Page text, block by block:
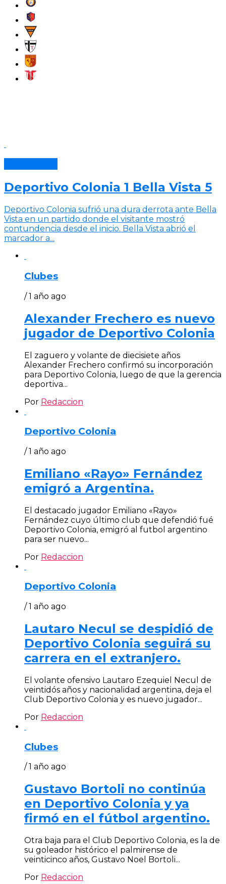
Deportivo Colonia 1 Bella Vista 5
Deportivo Colonia sufrió una dura derrota ante Bella
Vista en un partido donde el visitante mostró
contundencia desde el inicio. Bella Vista abrió el
marcador a...
Clubes
/ 1 año ago
Alexander Frechero es nuevo
jugador de Deportivo Colonia
El zaguero y volante de diecisiete años
Alexander Frechero confirmó su incorporación
para Deportivo Colonia, luego de que la gerencia
deportiva...
Por Redaccion
Deportivo Colonia
/ 1 año ago
Emiliano «Rayo» Fernández
emigró a Argentina.
El destacado jugador Emiliano «Rayo»
Fernández cuyo último club que defendió fué
Deportivo Colonia, emigró al futbol argentino
para ser nuevo...
Por Redaccion
Deportivo Colonia
/ 1 año ago
Lautaro Necul se despidió de
Deportivo Colonia seguirá su
carrera en el extranjero.
El volante ofensivo Lautaro Ezequiel Necul de
veintidós años y nacionalidad argentina, deja el
Club Deportivo Colonia y es nuevo jugador...
Por Redaccion
Clubes
/ 1 año ago
Gustavo Bortoli no continúa
en Deportivo Colonia y ya
firmó en el fútbol argentino.
Otra baja para el Club Deportivo Colonia, es la de
su goleador histórico el palmirense de
veinticinco años, Gustavo Noel Bortoli...
Por Redaccion